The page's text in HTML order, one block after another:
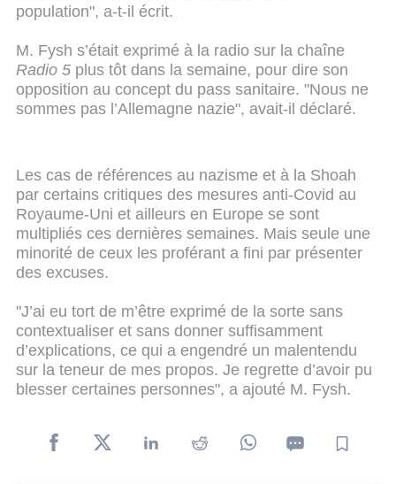
population", a-t-il écrit.
M. Fysh s’était exprimé à la radio sur la chaîne
Radio 5 plus tôt dans la semaine, pour dire son
opposition au concept du pass sanitaire. "Nous ne
sommes pas l’Allemagne nazie", avait-il déclaré.
Les cas de références au nazisme et à la Shoah
par certains critiques des mesures anti-Covid au
Royaume-Uni et ailleurs en Europe se sont
multipliés ces dernières semaines. Mais seule une
minorité de ceux les proférant a fini par présenter
des excuses.
"J’ai eu tort de m’être exprimé de la sorte sans
contextualiser et sans donner suffisamment
d’explications, ce qui a engendré un malentendu
sur la teneur de mes propos. Je regrette d’avoir pu
blesser certaines personnes", a ajouté M. Fysh.